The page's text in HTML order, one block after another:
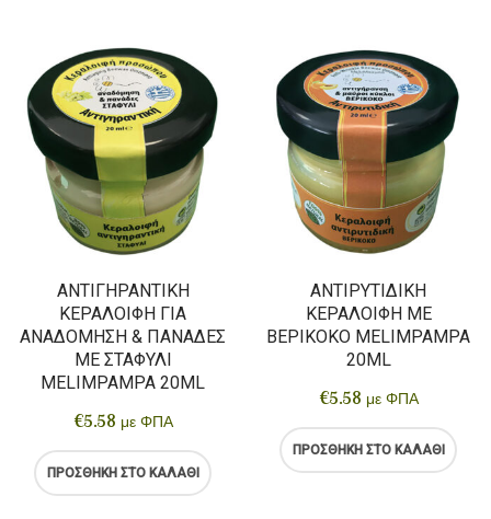
ΑΝΤΙΓΗΡΑΝΤΙΚΉ
ΚΕΡΑΛΟΙΦΉ ΓΙΑ
ΑΝΑΔΌΜΗΣΗ & ΠΑΝΆΔΕΣ
ΜΕ ΣΤΑΦΎΛΙ
MELIMPAMPA 20ML
€5.58 με ΦΠΑ
ΠΡΟΣΘΉΚΗ ΣΤΟ ΚΑΛΆΘΙ
ΑΝΤΙΡΥΤΙΔΙΚΉ
ΚΕΡΑΛΟΙΦΉ ΜΕ
ΒΕΡΊΚΟΚΟ MELIMPAMPA
20ML
€5.58 με ΦΠΑ
ΠΡΟΣΘΉΚΗ ΣΤΟ ΚΑΛΆΘΙ